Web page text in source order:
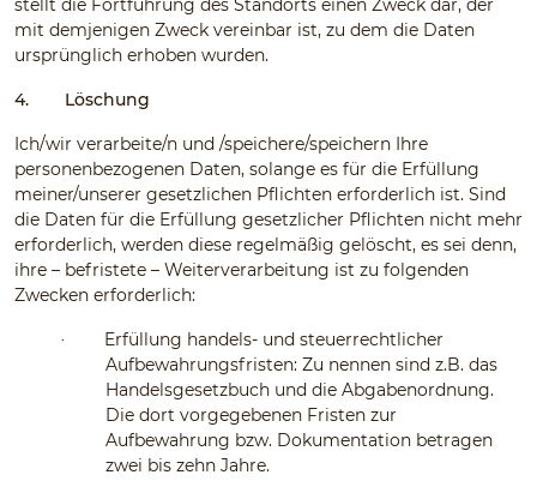
stellt die Fortführung des Standorts einen Zweck dar, der
mit demjenigen Zweck vereinbar ist, zu dem die Daten
ursprünglich erhoben wurden.
4. Löschung
Ich/wir verarbeite/n und /speichere/speichern Ihre
personenbezogenen Daten, solange es für die Erfüllung
meiner/unserer gesetzlichen Pflichten erforderlich ist. Sind
die Daten für die Erfüllung gesetzlicher Pflichten nicht mehr
erforderlich, werden diese regelmäßig gelöscht, es sei denn,
ihre – befristete – Weiterverarbeitung ist zu folgenden
Zwecken erforderlich:
·
Erfüllung handels- und steuerrechtlicher
Aufbewahrungsfristen: Zu nennen sind z.B. das
Handelsgesetzbuch und die Abgabenordnung.
Die dort vorgegebenen Fristen zur
Aufbewahrung bzw. Dokumentation betragen
zwei bis zehn Jahre.